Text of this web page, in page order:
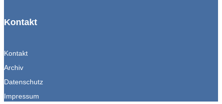
Kontakt
Kontakt
Archiv
Datenschutz
Impressum